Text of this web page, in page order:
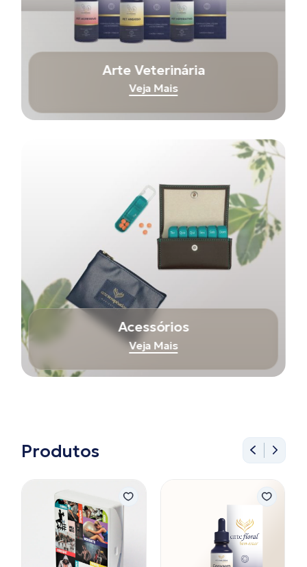
Arte Veterinária
Veja Mais
Acessórios
Veja Mais
Produtos